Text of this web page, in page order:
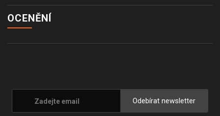
OCENĚNÍ
Odebírat newsletter